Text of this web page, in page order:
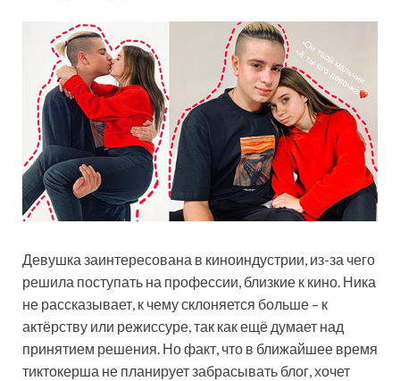
Девушка заинтересована в киноиндустрии, из-за чего
решила поступать на профессии, близкие к кино. Ника
не рассказывает, к чему склоняется больше – к
актёрству или режиссуре, так как ещё думает над
принятием решения. Но факт, что в ближайшее время
тиктокерша не планирует забрасывать блог, хочет